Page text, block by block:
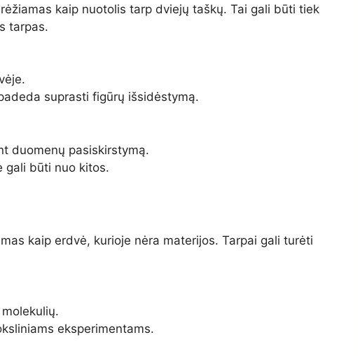
kaip nuotolis tarp dviejų taškų. Tai gali būti tiek
tarpas.
suprasti figūrų išsidėstymą.
duomenų pasiskirstymą.
gali būti nuo kitos.
kaip erdvė, kurioje nėra materijos. Tarpai gali turėti
eksperimentams.